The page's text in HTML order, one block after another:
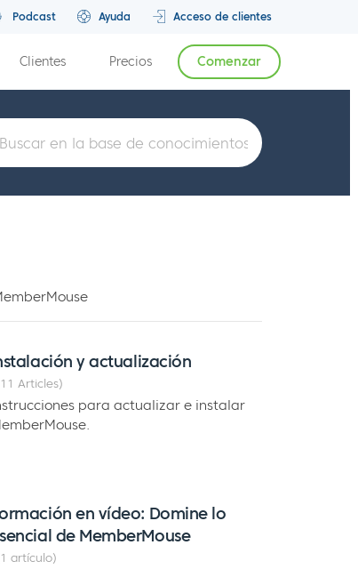
Podcast Ayuda Acceso de clientes
Clientes Precios Comenzar
y actualización
11 Articles
para actualizar e instalar
en vídeo: Domine lo
de MemberMouse
1 artículo